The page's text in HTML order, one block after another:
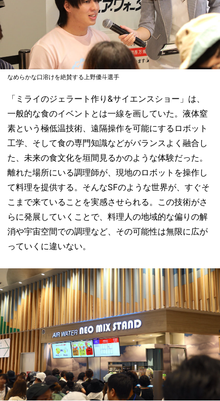
なめらかな口溶けを絶賛する上野優斗選手
「ミライのジェラート作り&サイエンスショー」は、
一般的な食のイベントとは一線を画していた。液体窒
素という極低温技術、遠隔操作を可能にするロボット
工学、そして食の専門知識などがバランスよく融合し
た、未来の食文化を垣間見るかのような体験だった。
離れた場所にいる調理師が、現地のロボットを操作し
て料理を提供する。そんなSFのような世界が、すぐそ
こまで来ていることを実感させられる。この技術がさ
らに発展していくことで、料理人の地域的な偏りの解
消や宇宙空間での調理など、その可能性は無限に広が
っていくに違いない。